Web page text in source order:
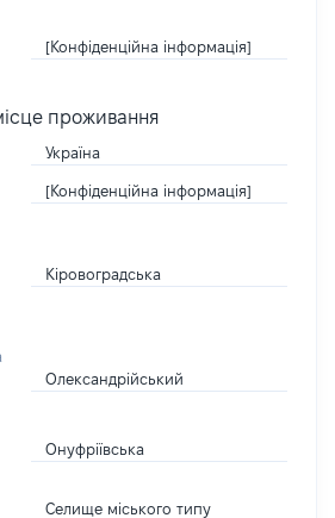
[Конфіденційна інформація]
проживання
Україна
[Конфіденційна інформація]
Кіровоградська
Олександрійський
Онуфріївська
Селище міського типу